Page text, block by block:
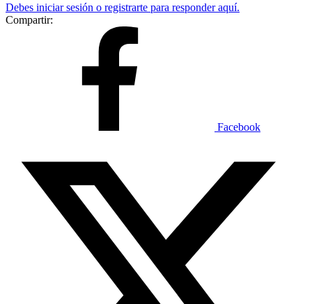
Debes iniciar sesión o registrarte para responder aquí.
Compartir:
Facebook